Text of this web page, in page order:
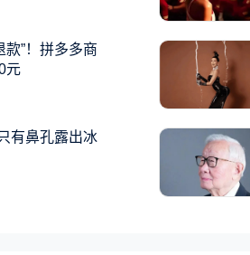
款”！拼多多商
元
有鼻孔露出冰